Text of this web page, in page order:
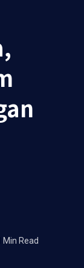
Min Read